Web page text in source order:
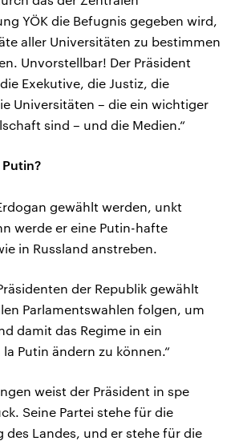
YÖK die Befugnis gegeben wird,
aller Universitäten zu bestimmen
Unvorstellbar! Der Präsident
Exekutive, die Justiz, die
Universitäten – die ein wichtiger
sind – und die Medien.“
gewählt werden, unkt
werde er eine Putin-hafte
in Russland anstreben.
der Republik gewählt
Parlamentswahlen folgen, um
damit das Regime in ein
Putin ändern zu können.“
weist der Präsident in spe
Seine Partei stehe für die
des Landes, und er stehe für die